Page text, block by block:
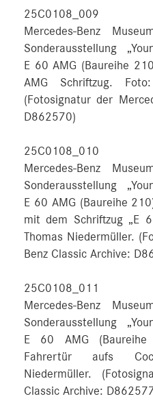
25C0108_009
Mercedes-Benz
Sonderausstellung
E 60 AMG (Baureihe
AMG Schriftzug.
(Fotosignatur der
D862570)
25C0108_010
Mercedes-Benz
Sonderausstellung
E 60 AMG (Baureihe
mit dem Schriftzug „E
Thomas Niedermüller.
Benz Classic Archive:
25C0108_011
Mercedes-Benz
Sonderausstellung
E 60 AMG
Fahrertür aufs
Niedermüller.
Classic Archive: